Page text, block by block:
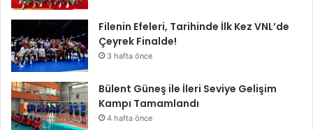
Filenin Efeleri, Tarihinde İlk Kez VNL’de
Çeyrek Finalde!
3 hafta önce
Bülent Güneş ile İleri Seviye Gelişim
Kampı Tamamlandı
4 hafta önce